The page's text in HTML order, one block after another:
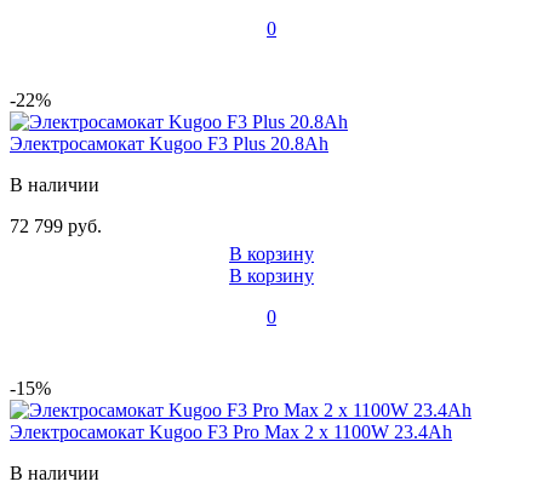
0
-22%
Электросамокат Kugoo F3 Plus 20.8Ah
В наличии
72 799 руб.
В корзину
В корзину
0
-15%
Электросамокат Kugoo F3 Pro Max 2 х 1100W 23.4Ah
В наличии